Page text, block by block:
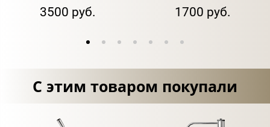
3500 руб. 1700 руб.
С этим товаром покупали